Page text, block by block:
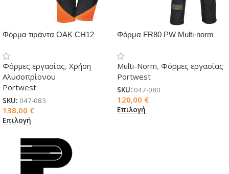
Φόρμα τιράντα OAK CH12
Φόρμες εργασίας, Χρήση
Αλυσοπρίονου
Portwest
SKU: 047-083
138,00 €
Επιλογή
Φόρμα FR80 PW Multi-norm
Multi-Norm, Φόρμες εργασίας
Portwest
SKU: 047-080
120,00 €
Επιλογή